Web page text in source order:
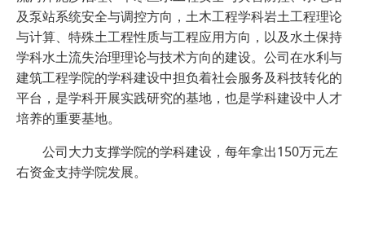
及泵站系统安全与调控方向，土木工程学科岩土工程理论
与计算、特殊土工程性质与工程应用方向，以及水土保持
学科水土流失治理理论与技术方向的建设。公司在水利与
建筑工程学院的学科建设中担负着社会服务及科技转化的
平台，是学科开展实践研究的基地，也是学科建设中人才
培养的重要基地。
公司大力支撑学院的学科建设，每年拿出150万元左
右资金支持学院发展。